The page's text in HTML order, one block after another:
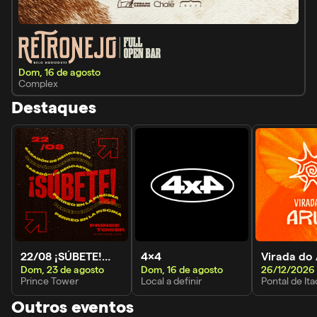
Dom, 16 de agosto
Complex
Destaques
22/08 ¡SÚBETE!
perreo en la
piscina
Dom, 23 de agosto
Prince Tower
4x4
Dom, 16 de agosto
Local a definir
Virada do
Pontal de
Outros eventos